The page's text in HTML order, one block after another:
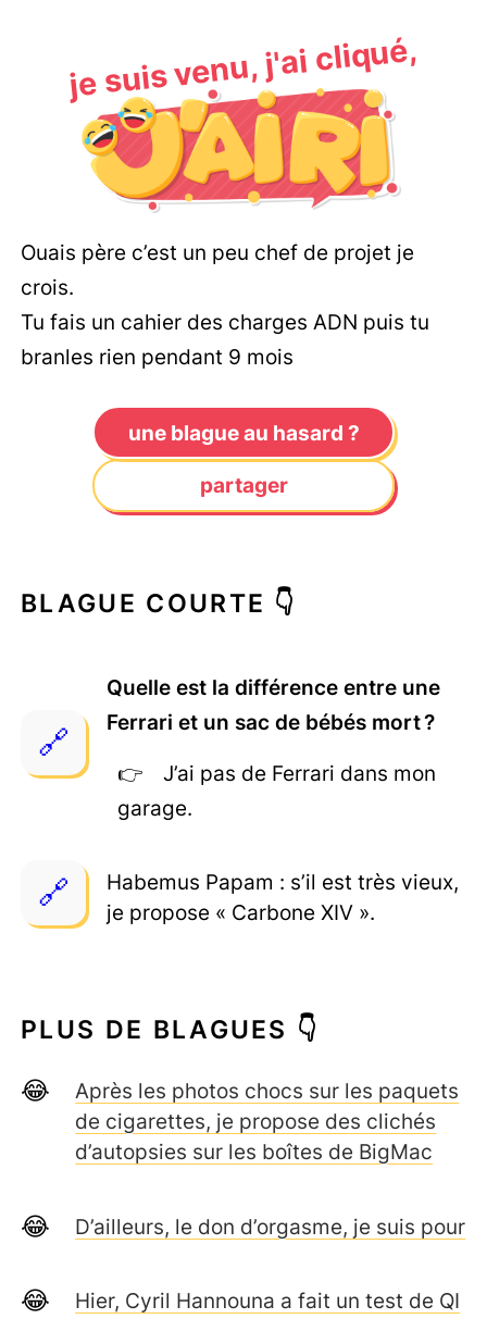
je suis venu, j'ai cliqué,
Ouais père c’est un peu chef de projet je
crois.
Tu fais un cahier des charges ADN puis tu
branles rien pendant 9 mois
une blague au hasard ?
partager
BLAGUE COURTE 👇
Quelle est la différence entre une
Ferrari et un sac de bébés mort ?
J’ai pas de Ferrari dans mon
garage.
Habemus Papam : s’il est très vieux,
je propose « Carbone XIV ».
PLUS DE BLAGUES 👇
Après les photos chocs sur les paquets
de cigarettes, je propose des clichés
d’autopsies sur les boîtes de BigMac
D’ailleurs, le don d’orgasme, je suis pour
Hier, Cyril Hannouna a fait un test de QI